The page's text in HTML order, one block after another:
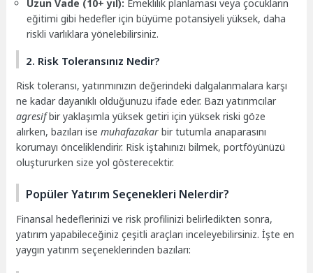
Uzun Vade (10+ yıl): Emeklilik planlaması veya çocukların
eğitimi gibi hedefler için büyüme potansiyeli yüksek, daha
riskli varlıklara yönelebilirsiniz.
2. Risk Toleransınız Nedir?
Risk toleransı, yatırımınızın değerindeki dalgalanmalara karşı
ne kadar dayanıklı olduğunuzu ifade eder. Bazı yatırımcılar
agresifbir yaklaşımla yüksek getiri için yüksek riski göze
alırken, bazıları isemuhafazakar bir tutumla anaparasını
korumayı önceliklendirir. Risk iştahınızı bilmek, portföyünüzü
oluştururken size yol gösterecektir.
Popüler Yatırım Seçenekleri Nelerdir?
Finansal hedeflerinizi ve risk profilinizi belirledikten sonra,
yatırım yapabileceğiniz çeşitli araçları inceleyebilirsiniz. İşte en
yaygın yatırım seçeneklerinden bazıları: